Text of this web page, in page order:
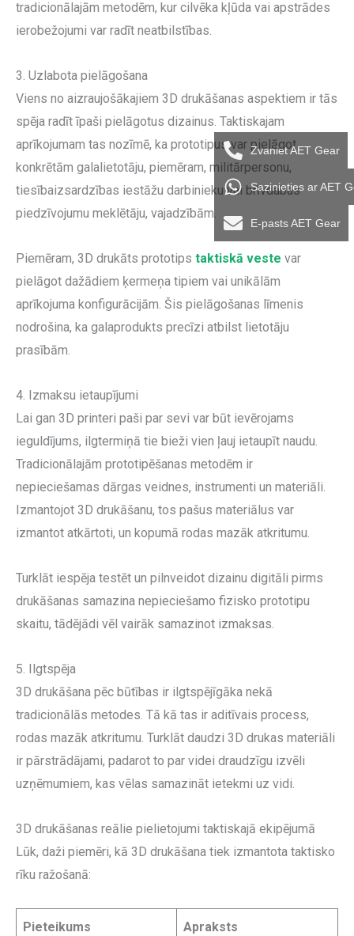
tradicionālajām metodēm, kur cilvēka kļūda vai apstrādes
ierobežojumi var radīt neatbilstības.
3. Uzlabota pielāgošana
Viens no aizraujošākajiem 3D drukāšanas aspektiem ir tās
spēja radīt īpaši pielāgotus dizainus. Taktiskajam
aprīkojumam tas nozīmē, ka prototipus var pielāgot
konkrētām galalietotāju, piemēram, militārpersonu,
tiesībaizsardzības iestāžu darbinieku vai brīvdabas
piedzīvojumu meklētāju, vajadzībām.
Piemēram, 3D drukāts prototips taktiskā veste var
pielāgot dažādiem ķermeņa tipiem vai unikālām
aprīkojuma konfigurācijām. Šis pielāgošanas līmenis
nodrošina, ka galaprodukts precīzi atbilst lietotāju
prasībām.
4. Izmaksu ietaupījumi
Lai gan 3D printeri paši par sevi var būt ievērojams
ieguldījums, ilgtermiņā tie bieži vien ļauj ietaupīt naudu.
Tradicionālajām prototipēšanas metodēm ir
nepieciešamas dārgas veidnes, instrumenti un materiāli.
Izmantojot 3D drukāšanu, tos pašus materiālus var
izmantot atkārtoti, un kopumā rodas mazāk atkritumu.
Turklāt iespēja testēt un pilnveidot dizainu digitāli pirms
drukāšanas samazina nepieciešamo fizisko prototipu
skaitu, tādējādi vēl vairāk samazinot izmaksas.
5. Ilgtspēja
3D drukāšana pēc būtības ir ilgtspējīgāka nekā
tradicionālās metodes. Tā kā tas ir aditīvais process,
rodas mazāk atkritumu. Turklāt daudzi 3D drukas materiāli
ir pārstrādājami, padarot to par videi draudzīgu izvēli
uzņēmumiem, kas vēlas samazināt ietekmi uz vidi.
3D drukāšanas reālie pielietojumi taktiskajā ekipējumā
Lūk, daži piemēri, kā 3D drukāšana tiek izmantota taktisko
rīku ražošanā:
Pieteikums Apraksts
Zvaniet AET Gear
Sazinieties ar AET
E-pasts AET Gear